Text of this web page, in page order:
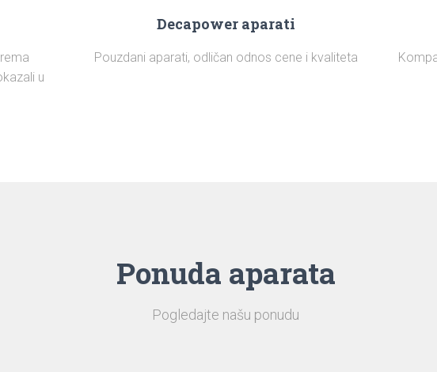
u
Decapower aparati
Pouzdani aparati, odličan odnos cene i kvaliteta
Ponuda aparata
Pogledajte našu ponudu